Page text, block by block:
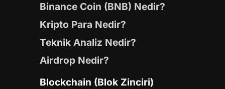
Binance Coin (BNB) Nedir?
Kripto Para Nedir?
Teknik Analiz Nedir?
Airdrop Nedir?
Blockchain (Blok Zinciri)